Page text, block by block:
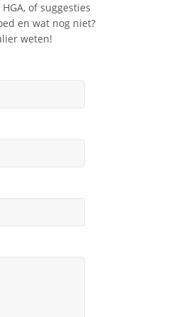
of suggesties
en wat nog niet?
weten!